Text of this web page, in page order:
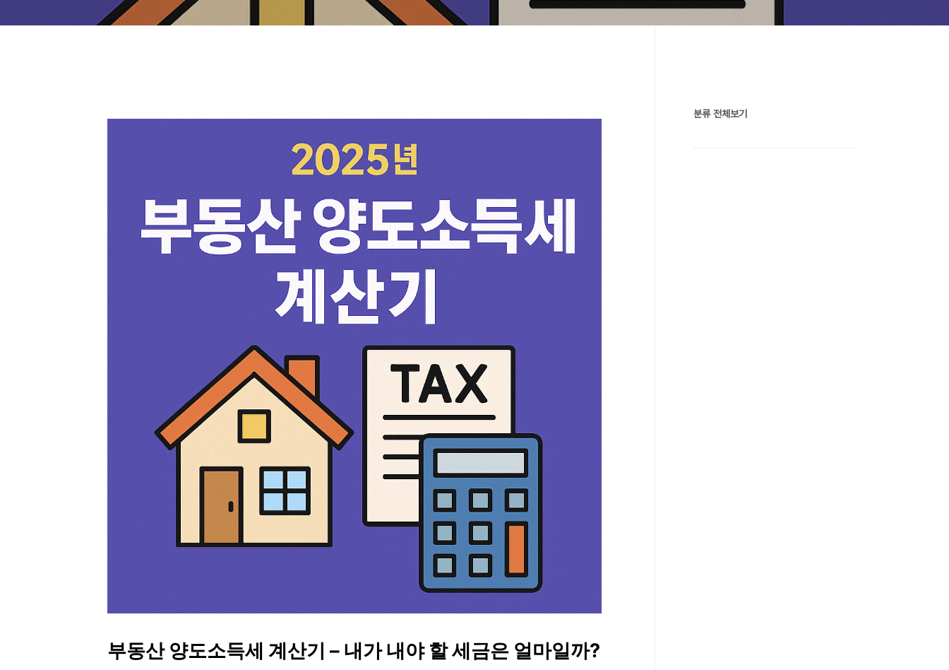
부동산 양도소득세 계산기 – 내가 내야 할 세금은 얼마일까?
분류 전체보기